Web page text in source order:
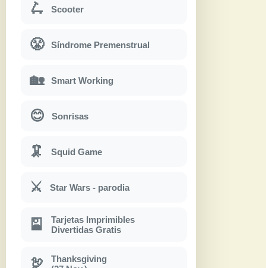
🛴 Scooter
😤 Síndrome Premenstrual
🏡 Smart Working
😊 Sonrisas
🦑 Squid Game
⚔ Star Wars - parodia
🎴
Tarjetas Imprimibles
Divertidas Gratis
🦃
Thanksgiving